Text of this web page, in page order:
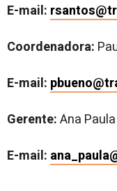
E-mail:
Coordenadora:
E-mail:
Gerente:Ana
E-mail: